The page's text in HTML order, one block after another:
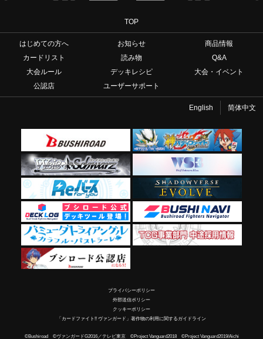
TOP
はじめての方へ お知らせ
商品情報
カードリスト
読み物
Q&A
大会ルール
デッキレシピ
大会・イベント
公認店
ユーザーサポート
English 简体中文
プライバシーポリシー
外部送信ポリシー
クッキーポリシー
「カードファイト!! ヴァンガード」著作物の利用に関するガイドライン
©Bushiroad ©ヴァンガードG2016／テレビ東京 ©Project Vanguard2018 ©Project Vanguard2019/Aichi